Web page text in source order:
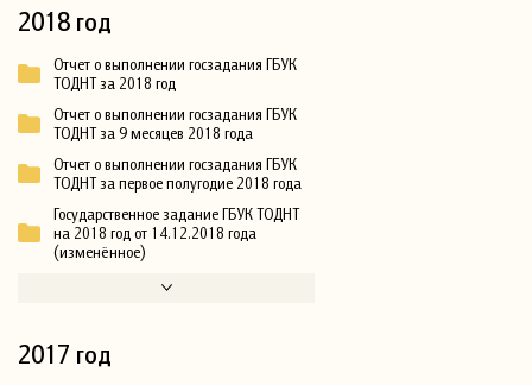
2018 год
Отчет о выполнении госзадания ГБУК
ТОДНТ за 2018 год
Отчет о выполнении госзадания ГБУК
ТОДНТ за 9 месяцев 2018 года
Отчет о выполнении госзадания ГБУК
ТОДНТ за первое полугодие 2018 года
Государственное задание ГБУК ТОДНТ
на 2018 год от 14.12.2018 года
(изменённое)
2017 год